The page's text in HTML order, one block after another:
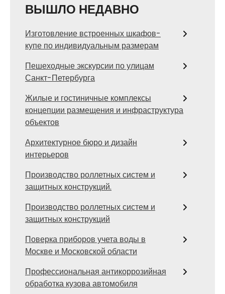
ВЫШЛО НЕДАВНО
Изготовление встроенных шкафов-
купе по индивидуальным размерам
Пешеходные экскурсии по улицам
Санкт-Петербурга
Жилые и гостиничные комплексы
концепции размещения и инфраструктура
объектов
Архитектурное бюро и дизайн
интерьеров
Производство роллетных систем и
защитных конструкций.
Производство роллетных систем и
защитных конструкций
Поверка приборов учета воды в
Москве и Московской области
Профессиональная антикоррозийная
обработка кузова автомобиля